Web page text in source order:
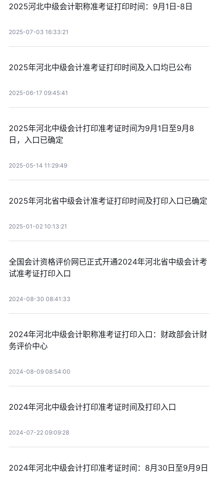
2025河北中级会计职称准考证打印时间：9月1日-8日
2025-07-03 16:33:21
2025年河北中级会计准考证打印时间及入口均已公布
2025-06-17 09:45:41
2025年河北中级会计打印准考证时间为9月1日至9月8
日，入口已确定
2025-05-14 11:29:49
2025年河北省中级会计准考证打印时间及打印入口已确定
2025-01-02 10:13:21
全国会计资格评价网已正式开通2024年河北省中级会计考
试准考证打印入口
2024-08-30 08:41:33
2024年河北中级会计职称准考证打印入口：财政部会计财
务评价中心
2024-08-09 08:54:00
2024年河北中级会计打印准考证时间及打印入口
2024-07-22 09:09:28
2024年河北中级会计打印准考证时间：8月30日至9月9日